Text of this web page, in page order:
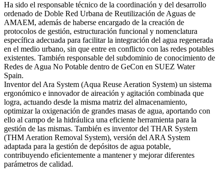
Ha sido el responsable técnico de la coordinación y del desarrollo
ordenado de Doble Red Urbana de Reutilización de Aguas de
AMAEM, además de haberse encargado de la creación de
protocolos de gestión, estructuración funcional y nomenclatura
específica adecuada para facilitar la integración del agua regenerada
en el medio urbano, sin que entre en conflicto con las redes potables
existentes. También responsable del subdominio de conocimiento de
Redes de Agua No Potable dentro de GeCon en SUEZ Water
Spain.
Inventor del Ara System (Aqua Reuse Aeration System) un sistema
ergonómico e innovador de aireación y agitación combinada que
logra, actuando desde la misma matriz del almacenamiento,
optimizar la oxigenación de grandes masas de agua, aportando con
ello al campo de la hidráulica una eficiente herramienta para la
gestión de las mismas. También es inventor del THAR System
(THM Aeration Removal System), versión del ARA System
adaptada para la gestión de depósitos de agua potable,
contribuyendo eficientemente a mantener y mejorar diferentes
parámetros de calidad.